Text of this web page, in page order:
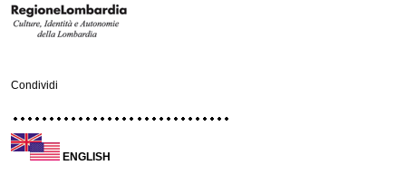
Condividi
ENGLISH